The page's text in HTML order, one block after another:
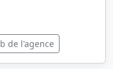
de l'agence